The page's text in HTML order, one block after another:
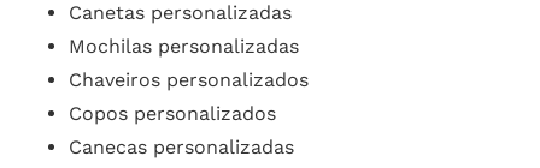
Canetas personalizadas
Mochilas personalizadas
Chaveiros personalizados
Copos personalizados
Canecas personalizadas